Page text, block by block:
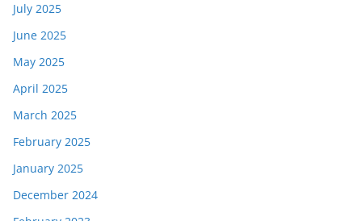
July 2025
June 2025
May 2025
April 2025
March 2025
February 2025
January 2025
December 2024